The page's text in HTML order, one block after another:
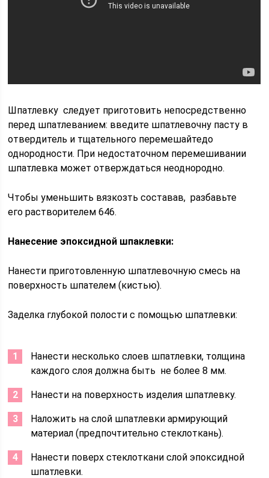
Шпатлевку следует приготовить непосредственно
перед шпатлеванием: введите шпатлевочну пасту в
отвердитель и тщательного перемешайтедо
однородности. При недостаточном перемешивании
шпатлевка может отверждаться неоднородно.
Чтобы уменьшить вязкозть составав, разбавьте
его растворителем 646.
Нанесение эпоксидной шпаклевки:
Нанести приготовленную шпатлевочную смесь на
поверхность шпателем (кистью).
Заделка глубокой полости с помощью шпатлевки:
Нанести несколько слоев шпатлевки, толщина
каждого слоя должна быть не более 8 мм.
Нанести на поверхность изделия шпатлевку.
Наложить на слой шпатлевки армирующий
материал (предпочтительно стеклоткань).
Нанести поверх стеклоткани слой эпоксидной
шпатлевки.